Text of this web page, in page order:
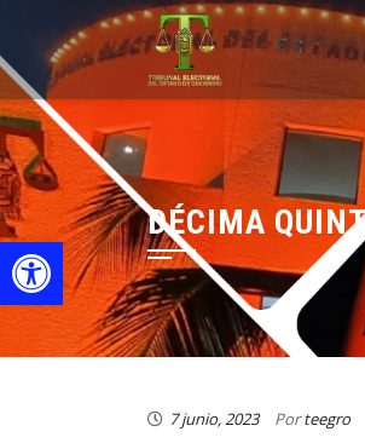
Open toolbar
DÉCIMA
7 junio, 2023 Porteegro